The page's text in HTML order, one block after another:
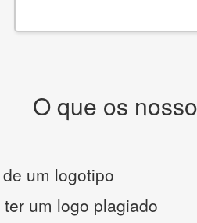
O que os
um logotipo
um logo plagiado